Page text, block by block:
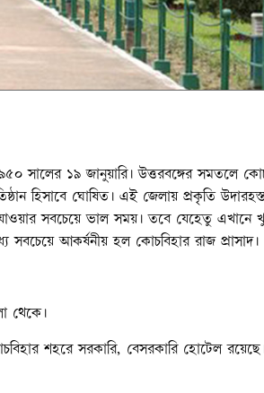
সালের ১৯ জানুয়ারি। উত্তরবঙ্গের সমতলে
হিসাবে ঘোষিত। এই জেলায় প্রকৃতি
যাওয়ার সবচেয়ে ভাল সময়। তবে যেহেতু এখানে
সবচেয়ে আকর্ষনীয় হল কোচবিহার রাজ প্রাসাদ।
থেকে।
শহরে সরকারি, বেসরকারি হোটেল